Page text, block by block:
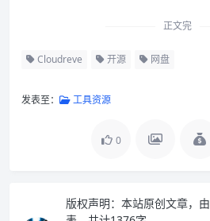
正文完
Cloudreve 开源 网盘
发表至： 工具资源
0
版权声明： 本站原创文章，由